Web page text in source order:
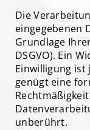
Die
eingegebenen
Grundlage
DSGVO). Ein
Einwilligung
genügt eine
unberührt.